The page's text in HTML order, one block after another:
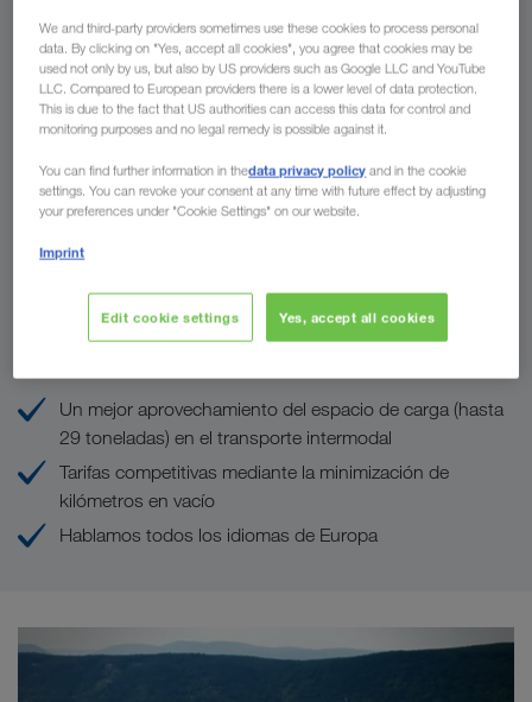
País
Solicitar presupuesto
Sus ventajas con LKW WALTER
Un mejor aprovechamiento del espacio de carga (hasta
29 toneladas) en el transporte intermodal
Tarifas competitivas mediante la minimización de
kilómetros en vacío
Hablamos todos los idiomas de Europa
We and third-party providers sometimes use these cookies to process personal
data. By clicking on "Yes, accept all cookies", you agree that cookies may be
used not only by us, but also by US providers such as Google LLC and YouTube
LLC. Compared to European providers there is a lower level of data protection.
This is due to the fact that US authorities can access this data for control and
monitoring purposes and no legal remedy is possible against it.
You can find further information in thedata privacy policy and in the cookie
settings. You can revoke your consent at any time with future effect by adjusting
your preferences under "Cookie Settings" on our website.
Imprint
Edit cookie settings Yes, accept all cookies